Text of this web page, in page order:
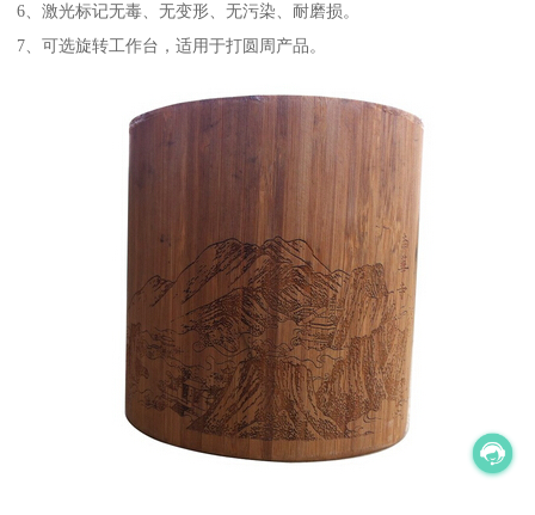
6、激光标记无毒、无变形、无污染、耐磨损。
7、可选旋转工作台，适用于打圆周产品。